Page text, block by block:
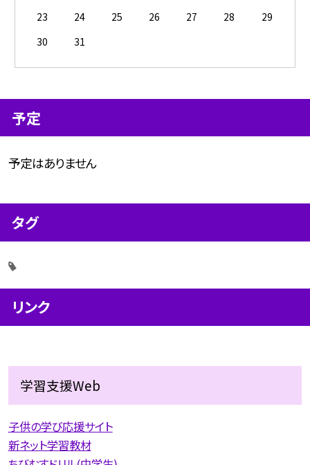
23
24 25 26 27 28
29
30
31
予定
予定はありません
タグ
リンク
学習支援Web
子供の学び応援サイト
新ネット学習教材